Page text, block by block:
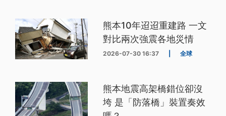
熊本10年迢迢重建路 一文
對比兩次強震各地災情
2026-07-30 16:37 全球
熊本地震高架橋錯位卻沒
垮 是「防落橋」裝置奏效